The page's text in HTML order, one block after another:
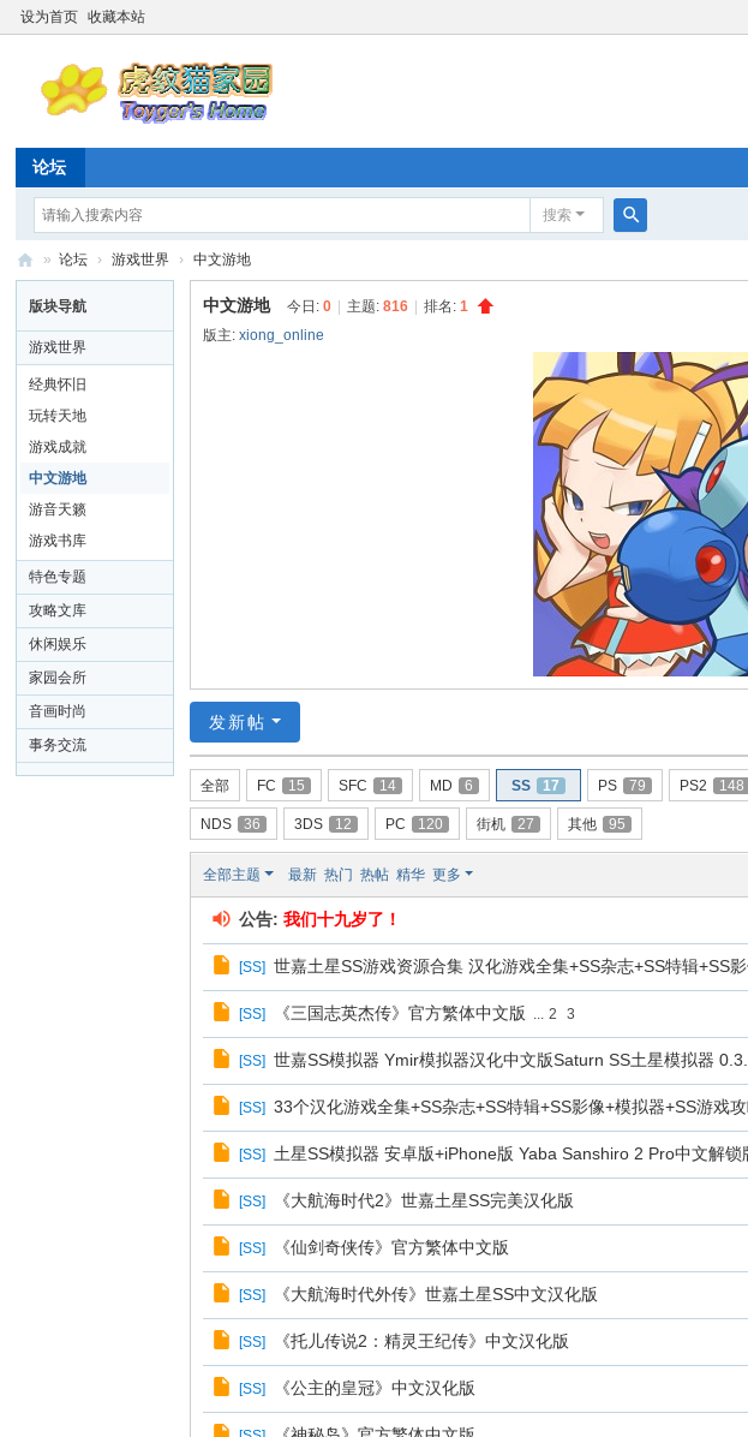
设为首页 收藏本站
论坛
搜索
索
纹
猫
☆
20
26
» 论坛 › 游戏世界 › 中文游地
版块导航
游戏世界
经典怀旧
玩转天地
游戏成就
中文游地
游音天籁
游戏书库
特色专题
攻略文库
休闲娱乐
家园会所
音画时尚
事务交流
中文游地 今日:0 主题:816 排名:1
版主:xiong_online
发新帖
全部 FC 15 SFC 14 MD 6 SS 17 PS 79 PS2 148
NDS 36 3DS 12 PC 120 街机 27 其他 95
全部主题 最新 热门 热帖 精华 更多
公告:我们十九岁了！
[SS] 世嘉土星SS游戏资源合集 汉化游戏全集+SS杂志+SS特辑+SS
[SS] 《三国志英杰传》官方繁体中文版 ... 2 3
[SS] 世嘉SS模拟器 Ymir模拟器汉化中文版Saturn SS土星模拟器
[SS] 33个汉化游戏全集+SS杂志+SS特辑+SS影像+模拟器+SS游戏
[SS] 土星SS模拟器 安卓版+iPhone版 Yaba Sanshiro 2 Pro中文解
[SS] 《大航海时代2》世嘉土星SS完美汉化版
[SS] 《仙剑奇侠传》官方繁体中文版
[SS] 《大航海时代外传》世嘉土星SS中文汉化版
[SS] 《托儿传说2：精灵王纪传》中文汉化版
[SS] 《公主的皇冠》中文汉化版